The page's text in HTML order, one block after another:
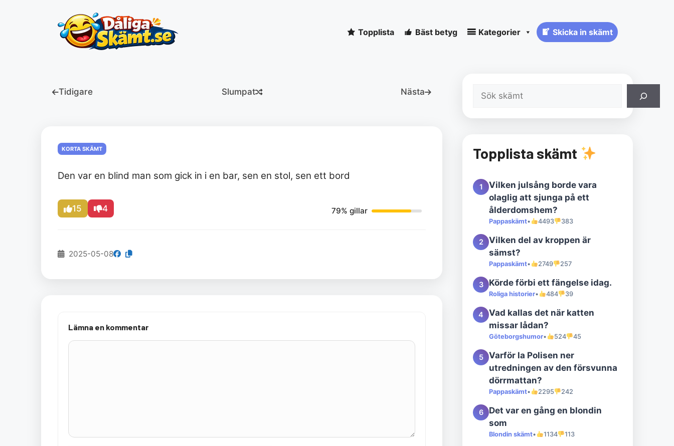
Topplista Bäst betyg Kategorier Skicka in skämt
Tidigare Slumpat Nästa
KORTA SKÄMT
Den var en blind man som gick in i en bar, sen en stol, sen ett bord
15 4 79% gillar
2025-05-08
Lämna en kommentar
Kommentar
Sök
Topplista skämt
1
Vilken julsång borde vara
olaglig att sjunga på ett
ålderdomshem?
Pappaskämt• 4493 383
2
Vilken del av kroppen är
sämst?
Pappaskämt• 2749 257
3 Körde förbi ett fängelse idag.
Roliga historier• 484 39
4
Vad kallas det när katten
missar lådan?
Göteborgshumor• 524 45
5
Varför la Polisen ner
utredningen av den försvunna
dörrmattan?
Pappaskämt• 2295 242
6
Det var en gång en blondin
som
Blondin skämt• 1134 113